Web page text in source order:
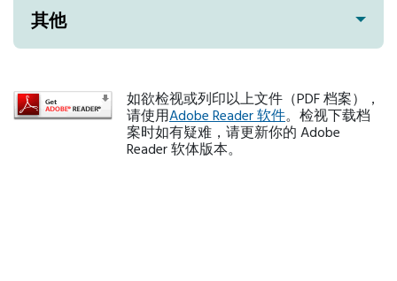
其他
如欲检视或列印以上文件（PDF 档案），
请使用Adobe Reader 软件。检视下载档
案时如有疑难，请更新你的 Adobe
Reader 软体版本。